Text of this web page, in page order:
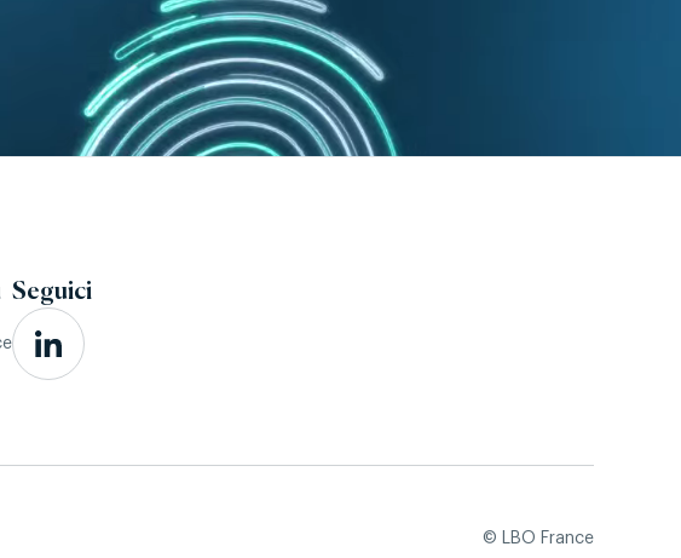
Seguici
© LBO France